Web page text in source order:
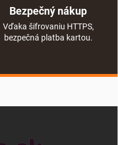
Bezpečný nákup
Vďaka šifrovaniu HTTPS,
bezpečná platba kartou.